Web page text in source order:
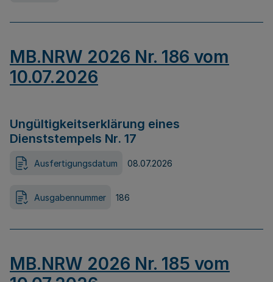
MB.NRW 2026 Nr. 186 vom
10.07.2026
Ungültigkeitserklärung eines
Dienststempels Nr. 17
Ausfertigungsdatum 08.07.2026
Ausgabennummer 186
MB.NRW 2026 Nr. 185 vom